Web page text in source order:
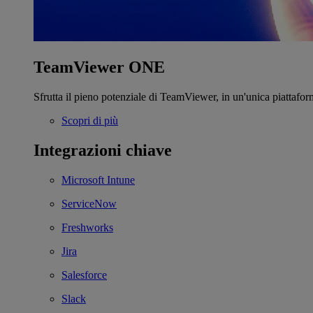
TeamViewer ONE
Sfrutta il pieno potenziale di TeamViewer, in un'unica
Scopri di più
Integrazioni chiave
Microsoft Intune
ServiceNow
Freshworks
Jira
Salesforce
Slack